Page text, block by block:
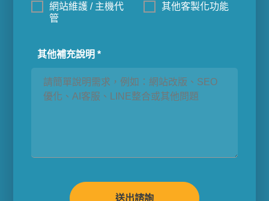
網站維護 / 主機代
管
其他客製化功能
其他補充說明 *